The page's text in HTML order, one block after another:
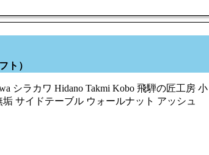
ト）
シラカワ Hidano Takmi Kobo 飛騨の匠工房 小
サイドテーブル ウォールナット アッシュ